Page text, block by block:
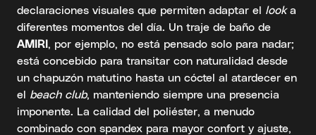
declaraciones visuales que permiten adaptar el looka
diferentes momentos del día. Un traje de baño de
AMIRI, por ejemplo, no está pensado solo para nadar;
está concebido para transitar con naturalidad desde
un chapuzón matutino hasta un cóctel al atardecer en
el beach club, manteniendo siempre una presencia
imponente. La calidad del poliéster, a menudo
combinado con spandex para mayor confort y ajuste,